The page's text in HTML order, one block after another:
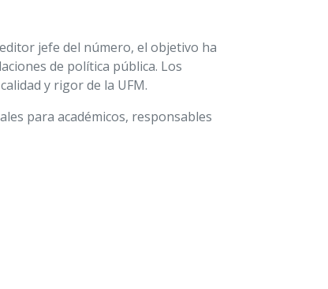
jefe del número, el objetivo ha
de política pública. Los
y rigor de la UFM.
para académicos, responsables